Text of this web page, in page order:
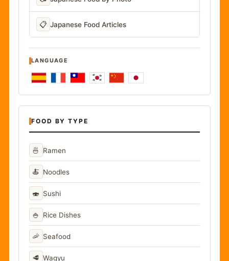
📋 Japanese Food Articles
LANGUAGE
FOOD BY TYPE
🍜 Ramen
🍝 Noodles
🍣 Sushi
🍚 Rice Dishes
🦐 Seafood
🥩 Wagyu